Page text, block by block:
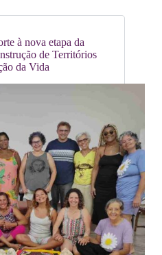
à nova etapa da
de Territórios
da Vida